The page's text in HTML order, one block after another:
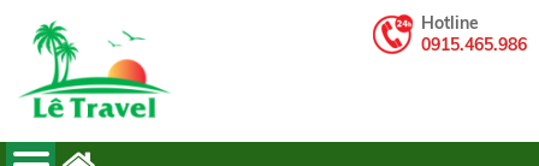
Hotline
0915.465.986